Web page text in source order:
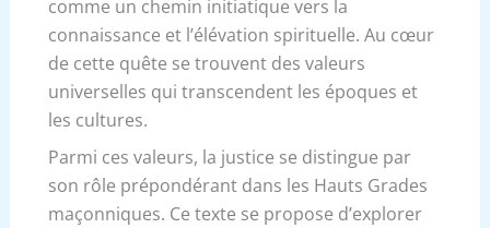
comme un chemin initiatique vers la
connaissance et l’élévation spirituelle. Au cœur
de cette quête se trouvent des valeurs
universelles qui transcendent les époques et
les cultures.
Parmi ces valeurs, la justice se distingue par
son rôle prépondérant dans les Hauts Grades
maçonniques. Ce texte se propose d’explorer